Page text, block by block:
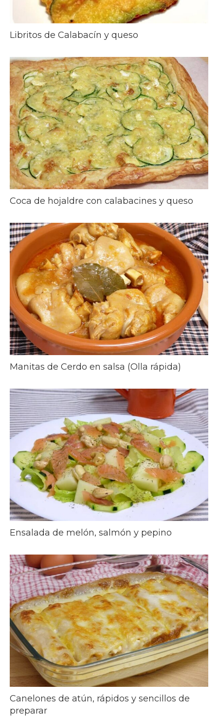
Libritos de Calabacín y queso
Coca de hojaldre con calabacines y queso
Manitas de Cerdo en salsa (Olla rápida)
Ensalada de melón, salmón y pepino
Canelones de atún, rápidos y sencillos de
preparar